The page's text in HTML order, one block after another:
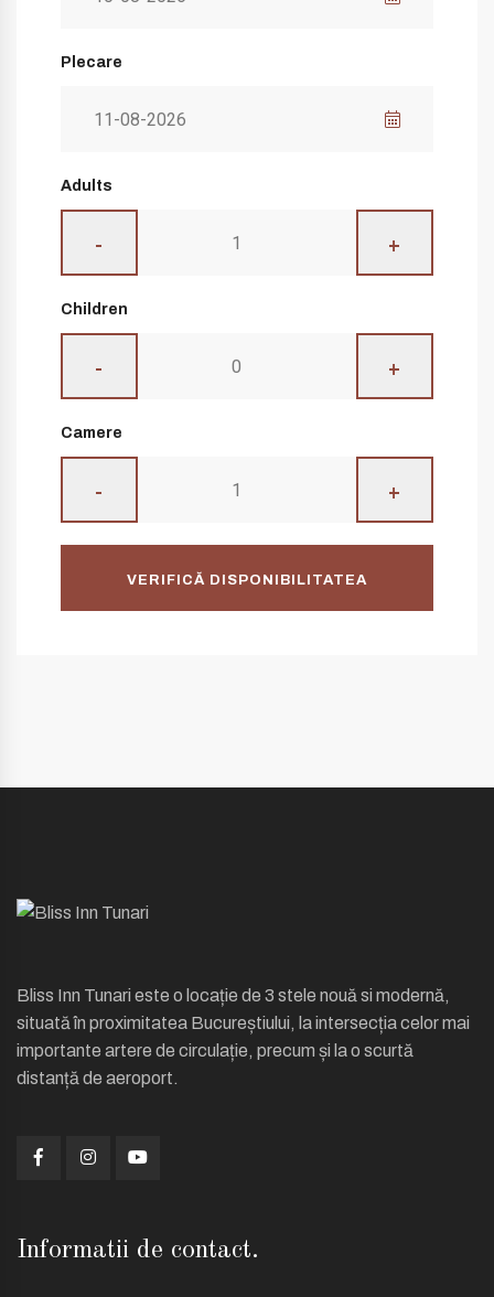
Plecare
Adults
- +
Children
- +
Camere
- +
VERIFICĂ DISPONIBILITATEA
Bliss Inn Tunari este o locație de 3 stele nouă si modernă,
situată în proximitatea Bucureștiului, la intersecția celor mai
importante artere de circulație, precum și la o scurtă
distanță de aeroport.
Informatii de contact.